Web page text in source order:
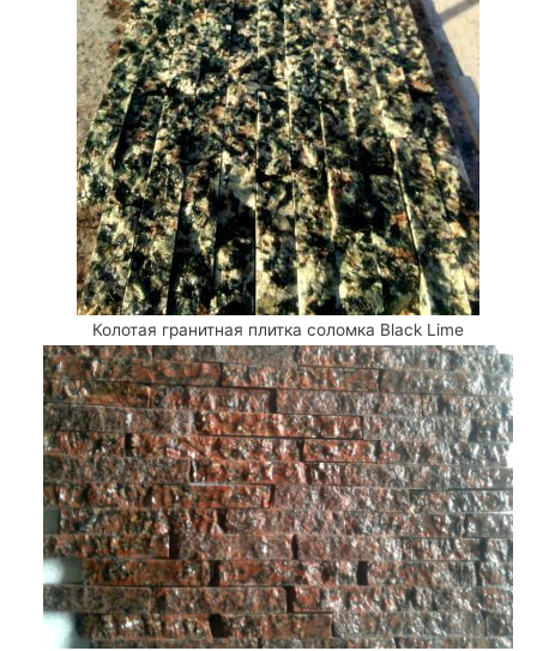
Колотая гранитная плитка соломка Black Lime